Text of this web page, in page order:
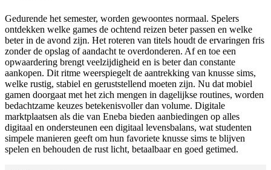
Gedurende het semester, worden gewoontes normaal. Spelers
ontdekken welke games de ochtend reizen beter passen en welke
beter in de avond zijn. Het roteren van titels houdt de ervaringen fris
zonder de opslag of aandacht te overdonderen. Af en toe een
opwaardering brengt veelzijdigheid en is beter dan constante
aankopen. Dit ritme weerspiegelt de aantrekking van knusse sims,
welke rustig, stabiel en geruststellend moeten zijn. Nu dat mobiel
gamen doorgaat met het zich mengen in dagelijkse routines, worden
bedachtzame keuzes betekenisvoller dan volume. Digitale
marktplaatsen als die van Eneba bieden aanbiedingen op alles
digitaal en ondersteunen een digitaal levensbalans, wat studenten
simpele manieren geeft om hun favoriete knusse sims te blijven
spelen en behouden de rust licht, betaalbaar en goed getimed.